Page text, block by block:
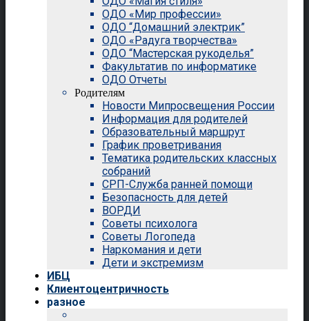
ОДО «Мир профессии»
ОДО “Домашний электрик”
ОДО «Радуга творчества»
ОДО “Мастерская рукоделья”
Факультатив по информатике
ОДО Отчеты
Родителям
Новости Мипросвещения России
Информация для родителей
Образовательный маршрут
График проветривания
Тематика родительских классных
собраний
СРП-Служба ранней помощи
Безопасность для детей
ВОРДИ
Советы психолога
Советы Логопеда
Наркомания и дети
Дети и экстремизм
ИБЦ
Клиентоцентричность
разное